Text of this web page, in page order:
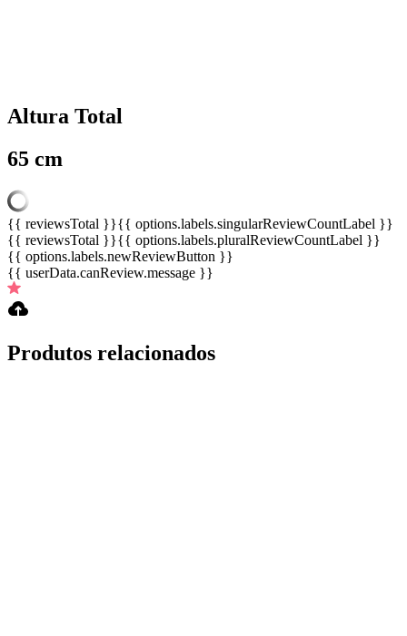
Altura Total
65 cm
{{ reviewsTotal }}{{ options.labels.singularReviewCountLabel }}
{{ reviewsTotal }}{{ options.labels.pluralReviewCountLabel }}
{{ options.labels.newReviewButton }}
{{ userData.canReview.message }}
Produtos relacionados